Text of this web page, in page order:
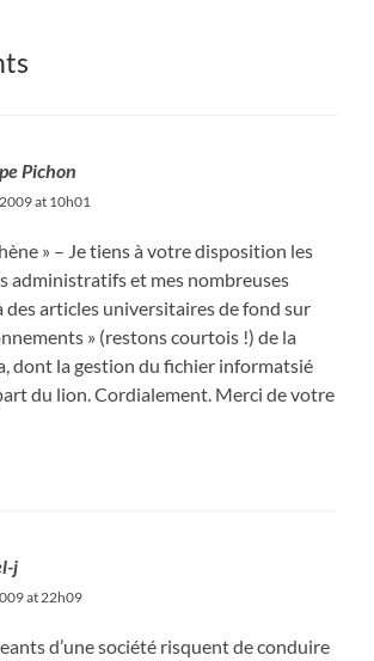
Pichon
at 10h01
» – Je tiens à votre disposition les
administratifs et mes nombreuses
articles universitaires de fond sur
» (restons courtois !) de la
dont la gestion du fichier informatsié
du lion. Cordialement. Merci de votre
j
at 22h09
d’une société risquent de conduire